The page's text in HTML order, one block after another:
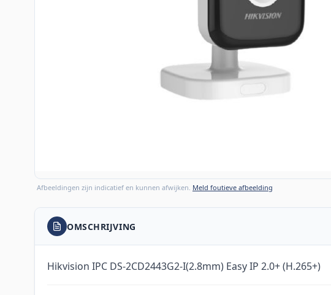
Afbeeldingen zijn indicatief en kunnen afwijken. Meld foutieve afbeelding
OMSCHRIJVING
Hikvision IPC DS-2CD2443G2-I(2.8mm) Easy IP 2.0+ (H.265+)